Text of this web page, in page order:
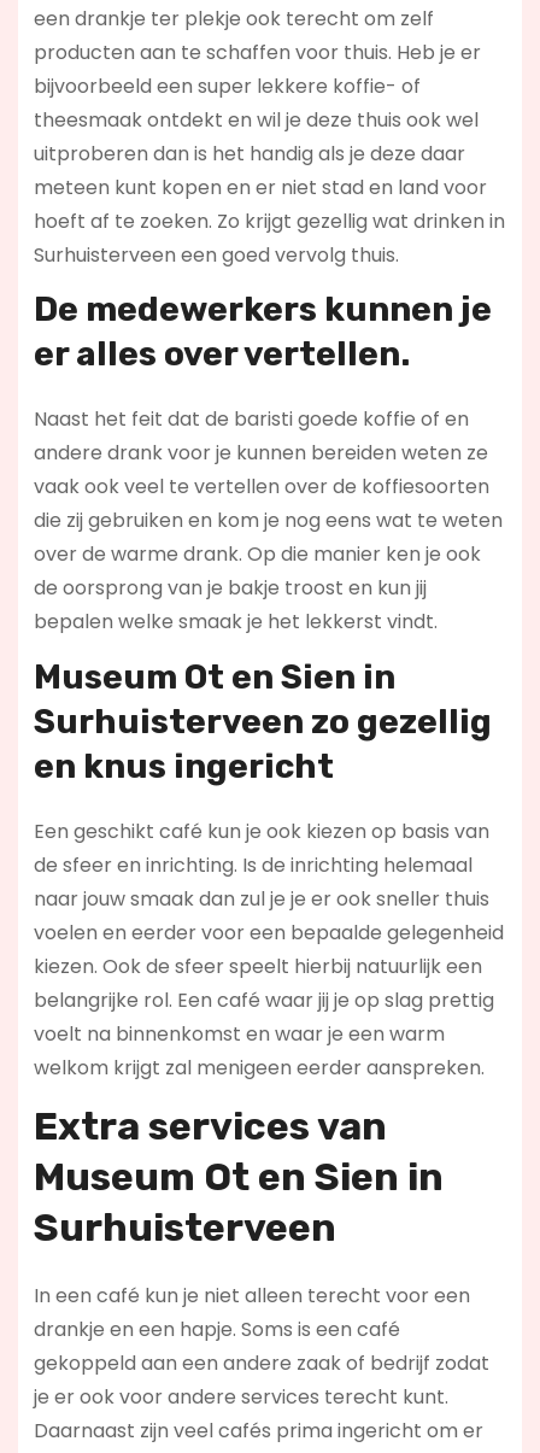
een drankje ter plekje ook terecht om zelf
producten aan te schaffen voor thuis. Heb je er
bijvoorbeeld een super lekkere koffie- of
theesmaak ontdekt en wil je deze thuis ook wel
uitproberen dan is het handig als je deze daar
meteen kunt kopen en er niet stad en land voor
hoeft af te zoeken. Zo krijgt gezellig wat drinken in
Surhuisterveen een goed vervolg thuis.
De medewerkers kunnen je
er alles over vertellen.
Naast het feit dat de baristi goede koffie of en
andere drank voor je kunnen bereiden weten ze
vaak ook veel te vertellen over de koffiesoorten
die zij gebruiken en kom je nog eens wat te weten
over de warme drank. Op die manier ken je ook
de oorsprong van je bakje troost en kun jij
bepalen welke smaak je het lekkerst vindt.
Museum Ot en Sien in
Surhuisterveen zo gezellig
en knus ingericht
Een geschikt café kun je ook kiezen op basis van
de sfeer en inrichting. Is de inrichting helemaal
naar jouw smaak dan zul je je er ook sneller thuis
voelen en eerder voor een bepaalde gelegenheid
kiezen. Ook de sfeer speelt hierbij natuurlijk een
belangrijke rol. Een café waar jij je op slag prettig
voelt na binnenkomst en waar je een warm
welkom krijgt zal menigeen eerder aanspreken.
Extra services van
Museum Ot en Sien in
Surhuisterveen
In een café kun je niet alleen terecht voor een
drankje en een hapje. Soms is een café
gekoppeld aan een andere zaak of bedrijf zodat
je er ook voor andere services terecht kunt.
Daarnaast zijn veel cafés prima ingericht om er